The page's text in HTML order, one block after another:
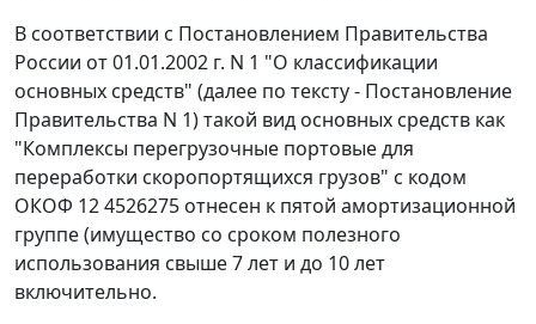
В соответствии с Постановлением Правительства
России от 01.01.2002 г. N 1 "О классификации
основных средств" (далее по тексту - Постановление
Правительства N 1) такой вид основных средств как
"Комплексы перегрузочные портовые для
переработки скоропортящихся грузов" с кодом
ОКОФ 12 4526275 отнесен к пятой амортизационной
группе (имущество со сроком полезного
использования свыше 7 лет и до 10 лет
включительно.